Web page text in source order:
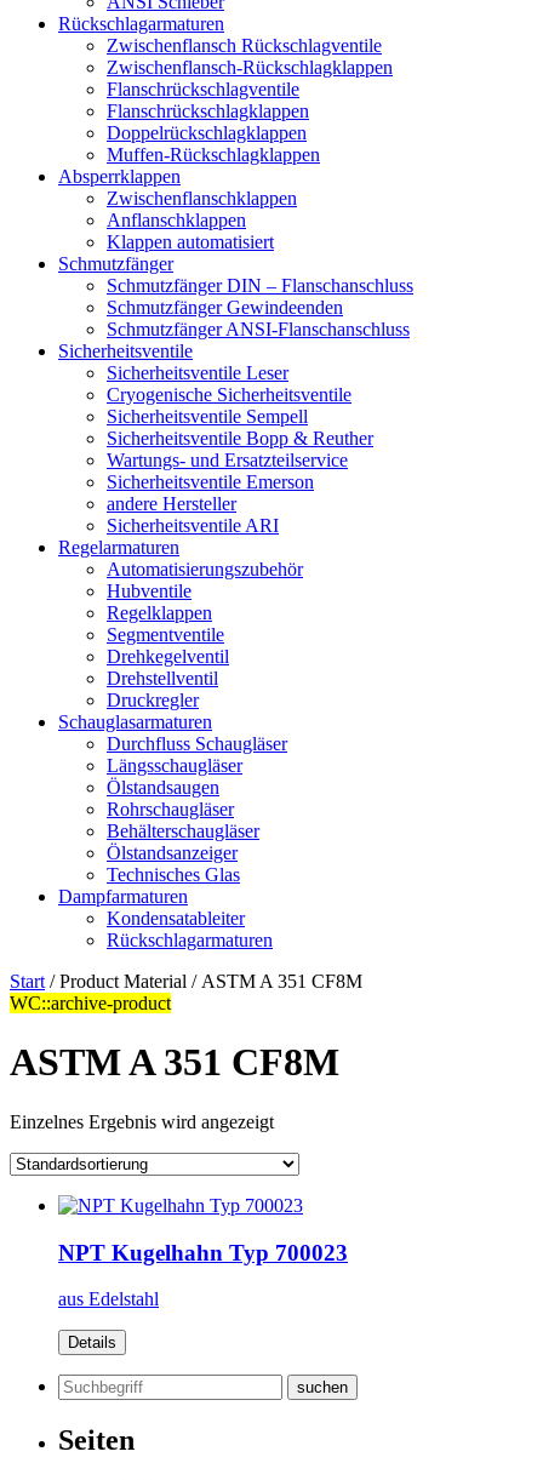
Rückschlag­armaturen
Zwischenflansch Rückschlagventile
Zwischenflansch-Rückschlagklappen
Flanschrückschlagventile
Flanschrückschlagklappen
Doppelrückschlagklappen
Muffen-Rückschlagklappen
Absperrklappen
Zwischenflanschklappen
Anflanschklappen
Klappen automatisiert
Schmutzfänger
Schmutzfänger DIN – Flanschanschluss
Schmutzfänger Gewindeenden
Schmutzfänger ANSI-Flanschanschluss
Sicherheitsventile
Sicherheitsventile Leser
Cryogenische Sicherheitsventile
Sicherheitsventile Sempell
Sicherheitsventile Bopp & Reuther
Wartungs- und Ersatzteilservice
Sicherheitsventile Emerson
andere Hersteller
Sicherheitsventile ARI
Regelarmaturen
Automatisierungszubehör
Hubventile
Regelklappen
Segmentventile
Drehkegelventil
Drehstellventil
Druckregler
Schauglas­armaturen
Durchfluss Schaugläser
Längsschaugläser
Ölstandsaugen
Rohrschaugläser
Behälterschaugläser
Ölstandsanzeiger
Technisches Glas
Dampfarmaturen
Kondensatableiter
Rückschlagarmaturen
Start / Product Material / ASTM A 351 CF8M
WC::archive-product
ASTM A 351 CF8M
Einzelnes Ergebnis wird angezeigt
NPT Kugelhahn Typ 700023
aus Edelstahl
Details
Suchen
nach:
Seiten